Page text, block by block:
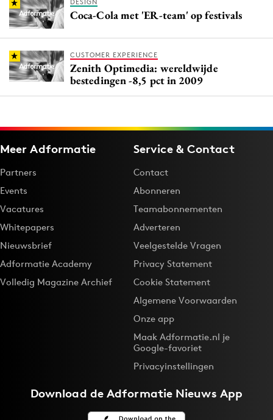
DESIGN
Coca-Cola met 'ER-team' op festivals
CUSTOMER EXPERIENCE
Zenith Optimedia: wereldwijde
bestedingen -8,5 pct in 2009
Meer Adformatie
Partners
Events
Vacatures
Whitepapers
Nieuwsbrief
Adformatie Academy
Volledig Magazine Archief
Service & Contact
Contact
Abonneren
Teamabonnementen
Adverteren
Veelgestelde Vragen
Privacy Statement
Cookie Statement
Algemene Voorwaarden
Onze app
Maak Adformatie.nl je
Google-favoriet
Privacyinstellingen
Download deAdformatie Nieuws App